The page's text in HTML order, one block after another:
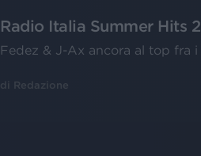
Radio Italia Summer Hits
Fedez & J-Ax ancora al top fra
di Redazione